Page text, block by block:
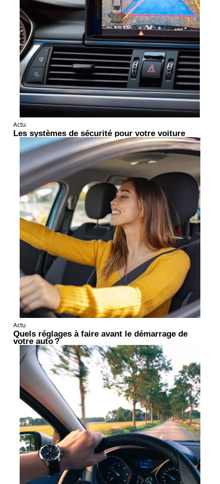
Actu
Les systèmes de sécurité pour votre voiture
Actu
Quels réglages à faire avant le démarrage de
votre auto ?